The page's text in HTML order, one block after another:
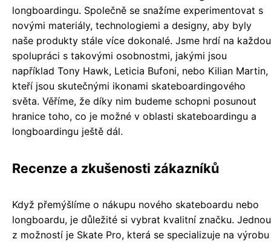
longboardingu. Společně se snažíme experimentovat s
novými materiály, technologiemi a designy, aby byly
naše produkty stále více dokonalé. Jsme hrdí na každou
spolupráci s takovými osobnostmi, jakými jsou
například Tony Hawk, Leticia Bufoni, nebo Kilian Martin,
kteří jsou skutečnými ikonami skateboardingového
světa. Věříme, že díky nim budeme schopni posunout
hranice toho, co je možné v oblasti skateboardingu a
longboardingu ještě dál.
Recenze a zkušenosti zákazníků
Když přemýšlíme o nákupu nového skateboardu nebo
longboardu, je důležité si vybrat kvalitní značku. Jednou
z možností je Skate Pro, která se specializuje na výrobu